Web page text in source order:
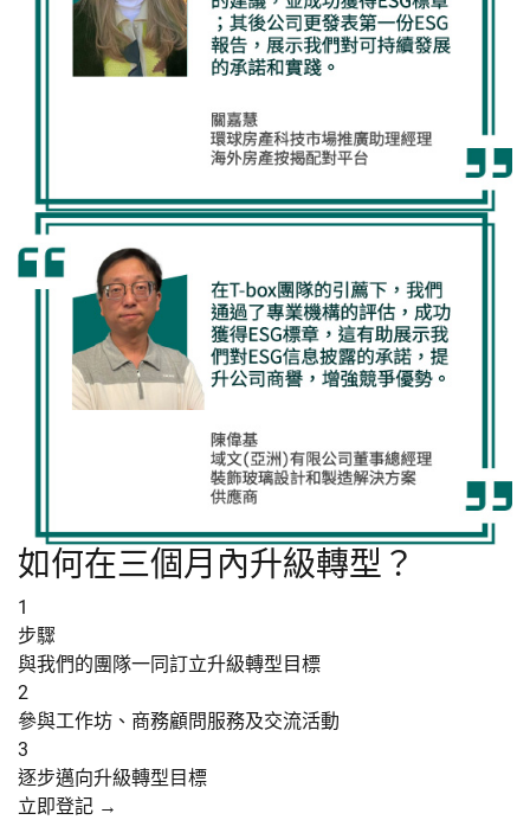
如何在三個月內升級轉型？
1
步驟
與我們的團隊一同訂立升級轉型目標
2
參與工作坊、商務顧問服務及交流活動
3
逐步邁向升級轉型目標
立即登記 →